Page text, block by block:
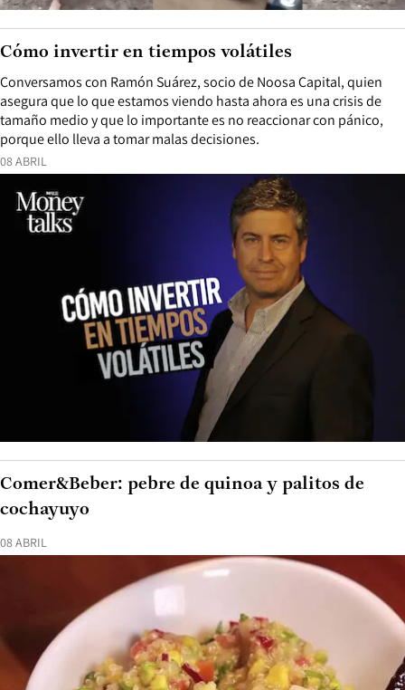
08 ABRIL
Conversamos con Ramón Suárez, socio de Noosa Capital, quien
asegura que lo que estamos viendo hasta ahora es una crisis de
tamaño medio y que lo importante es no reaccionar con pánico,
porque ello lleva a tomar malas decisiones.
Cómo invertir en tiempos volátiles
08 ABRIL
Comer&Beber: pebre de quinoa y palitos de
cochayuyo